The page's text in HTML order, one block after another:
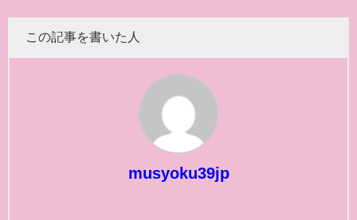
この記事を書いた人
musyoku39jp